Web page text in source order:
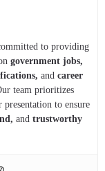
to providing
government jobs,
and career
team prioritizes
to ensure
and trustworthy